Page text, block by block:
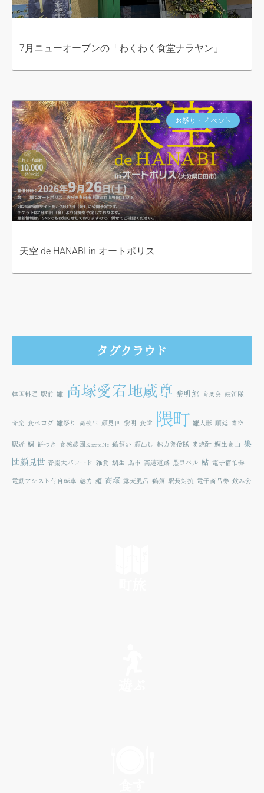
7月ニューオープンの「わくわく食堂ナラヤン」
お祭り・イベント
天空 de HANABI in オートポリス
タグクラウド
韓国料理 駅前 雛 高塚愛宕地蔵尊 黎明館 音楽会 鼓笛隊
音楽 食べログ 雛祭り 高校生 顔見世 黎明 食堂 隈町 雛人形 順延 青空
駅近 鯛 餅つき 食感農園KazetoNe 鵜飼い 顔出し 魅力発信隊 麦焼酎 鯛生金山 集
団顔見世 音楽大パレード 雑貨 鯛生 鳥市 高速道路 黒ラベル 鮎 電子宿泊券
電動アシスト付自転車 魅力 麺 高塚 露天風呂 鵜飼 駅長対抗 電子商品券 飲み会